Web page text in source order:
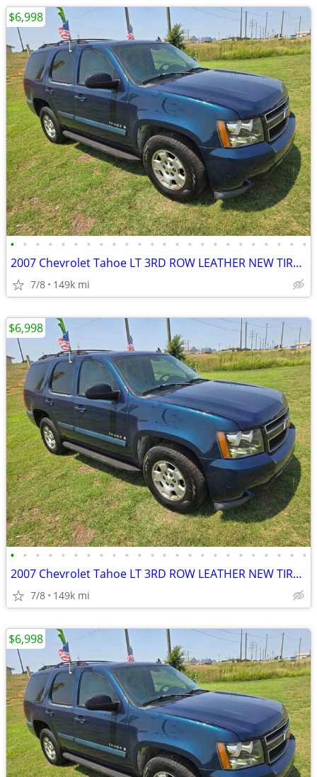
• • • • • • • • • • • • • • • • • • • • • • • •
2007 Chevrolet Tahoe LT 3RD ROW LEATHER NEW TIRES.RUNS&DRIVES GREAT!
7/8 149k mi
$6,998
• • • • • • • • • • • • • • • • • • • • • • • •
2007 Chevrolet Tahoe LT 3RD ROW LEATHER NEW TIRES.RUNS&DRIVES GREAT!
7/8 149k mi
$6,998
$6,998